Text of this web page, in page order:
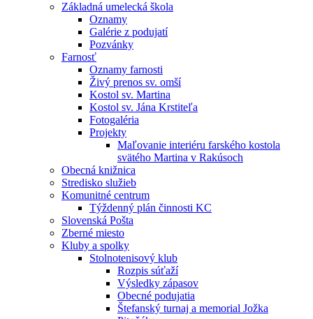
Základná umelecká škola
Oznamy
Galérie z podujatí
Pozvánky
Farnosť
Oznamy farnosti
Živý prenos sv. omší
Kostol sv. Martina
Kostol sv. Jána Krstiteľa
Fotogaléria
Projekty
Maľovanie interiéru farského kostola
svätého Martina v Rakúsoch
Obecná knižnica
Stredisko služieb
Komunitné centrum
Týždenný plán činnosti KC
Slovenská Pošta
Zberné miesto
Kluby a spolky
Stolnotenisový klub
Rozpis súťaží
Výsledky zápasov
Obecné podujatia
Štefanský turnaj a memorial Jožka